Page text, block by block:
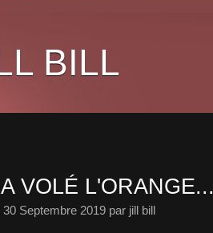
BILL
VOLÉ L'ORANGE...
30 Septembre 2019 par jill bill